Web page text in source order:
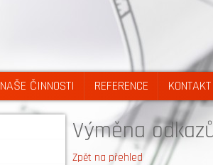
NAŠE ČINNOSTI REFERENCE KONTAKT
Výměna
Zpět na přehled